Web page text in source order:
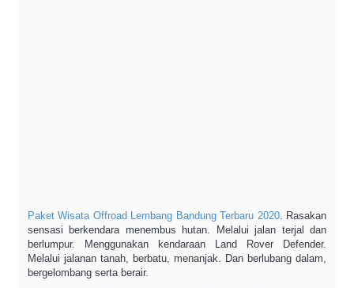
Paket Wisata Offroad Lembang Bandung Terbaru 2020. Rasakan
sensasi berkendara menembus hutan. Melalui jalan terjal dan
berlumpur. Menggunakan kendaraan Land Rover Defender.
Melalui jalanan tanah, berbatu, menanjak. Dan berlubang dalam,
bergelombang serta berair.